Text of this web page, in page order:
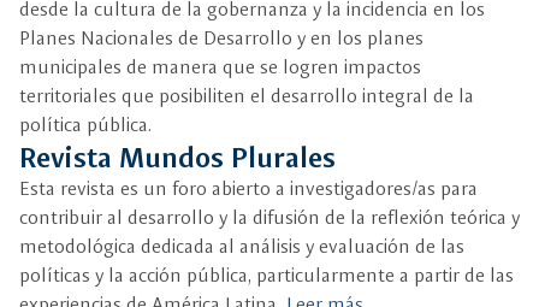
desde la cultura de la gobernanza y la incidencia en los
Planes Nacionales de Desarrollo y en los planes
municipales de manera que se logren impactos
territoriales que posibiliten el desarrollo integral de la
política pública.
Revista Mundos Plurales
Esta revista es un foro abierto a investigadores/as para
contribuir al desarrollo y la difusión de la reflexión teórica y
metodológica dedicada al análisis y evaluación de las
políticas y la acción pública, particularmente a partir de las